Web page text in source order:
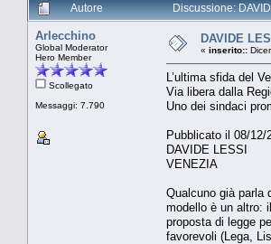
Autore
Discussione:
Arlecchino
Global Moderator
Hero Member
Scollegato
Messaggi: 7.790
DAVIDE
« inserito::
L’ultima sfida del
Via libera dalla
Uno dei sindaci
Pubblicato il 08/12/
DAVIDE LESSI
VENEZIA
Qualcuno già parla
modello è un altro:
proposta di legge
favorevoli (Lega,